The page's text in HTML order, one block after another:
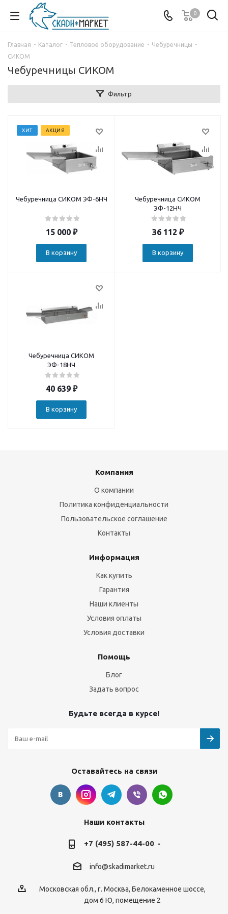
0
Главная - Каталог - Тепловое оборудование - Чебуречницы -
СИКОМ
Чебуречницы СИКОМ
Фильтр
ХИТ АКЦИЯ
Чебуречница СИКОМ ЭФ-6HЧ
15 000₽
В корзину
Чебуречница СИКОМ
ЭФ-12НЧ
36 112 ₽
В корзину
Чебуречница СИКОМ
ЭФ-18HЧ
40 639₽
В корзину
Компания
О компании
Политика конфиденциальности
Пользовательское соглашение
Контакты
Информация
Как купить
Гарантия
Наши клиенты
Условия оплаты
Условия доставки
Помощь
Блог
Задать вопрос
Будьте всегда в курсе!
Оставайтесь на связи
Наши контакты
+7 (495) 587-44-00
info@skadimarket.ru
Московская обл., г. Москва, Белокаменное шоссе,
дом 6 Ю, помещение 2